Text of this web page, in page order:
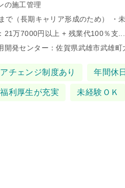
の施工管理
で（長期キャリア形成のため） ・未
21万7000円以上 + 残業代100％支....
開発センター：佐賀県武雄市武雄町
チェンジ制度あり 年間休
利厚生が充実 未経験ＯＫ